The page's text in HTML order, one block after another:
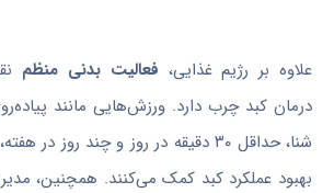
علاوه بر رژیم غذایی، فعالیت بدنی منظم
درمان کبد چرب دارد. ورزش‌هایی مانند
شنا، حداقل ۳۰ دقیقه در روز و چند روز
بهبود عملکرد کبد کمک می‌کنند. همچنین،